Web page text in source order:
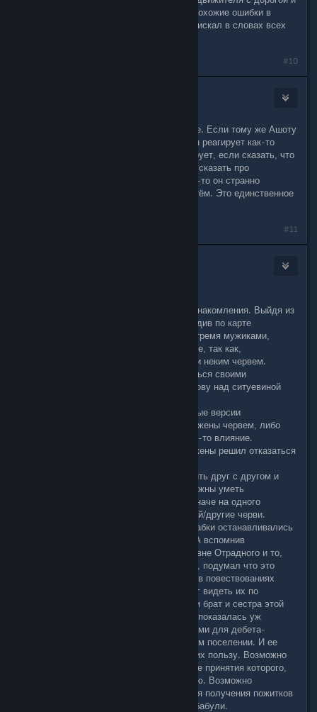
машина юзает неуправляемо, ну и похожие ошибки в
использовании "речевых оборотов" искал в словах всех
#10
Я на другую вещь обратил внимание. Если тому же Ашоту
сказать, что червь во Всеволоде, он реагирует как-то
странно и совсем по другому реагирует, если сказать, что
червяк в Иване. То же самое можно сказать про
Всеволода. Обвиняешь Ашота - как-то он странно
смотрит, обвиняешь Ивана - всё путём. Это единственное
#11
Вчера поставил данную игру для ознакомления. Выйдя из
первой локации "Отрадное" и побродив по карте
наткнулся на случайную встречу с тремя мужиками,
которые не хотели двигаться дальше, так как,
подозревали друг друга в заражении неким червем.
Нашел данную тему и хочу поделиться своими
"умозаключениями", ибо ломал голову над ситуевиной
Так как все трое рассказывают разные версии
случившегося то, либо они все заражены червем, либо
они все здоровы и попали под какое-то влияние.
От версии, в которой все трое заражены решил отказаться
1. Смысл зараженным особям спорить друг с другом и
конфликтовать. Думаю, что они должны уметь
распознавать других зараженных, иначе на одного
инфицированного мог напасть другой/другие черви.
2. Всеволод упоминает, что они у бабки останавливались
и раньше, но впервые что-то пили. А вспомнив
экпериментальную выпивку в харчевне Отрадного и то,
какие после этого гг словил галюны, подумал что это
могло послужить причиной отличий в повествованиях
произошедших событий. Каждый мог видеть их по
разному. Так под подозрение попали брат и сестра этой
самой харчевни. Кстати сестра мне показалась уж
слишком занятой какими-то расчетами для дебета-
кредита харчевни в таком небольшом поселении. И ее
таланты в химии тоже говорят не в их пользу. Возможно
она разработала некий состав, после принятия которого,
человек легко поддавался внушению. Возможно
владельцы харчевни делали это для получения пожитков
останавливающихся на заправке у бабули.